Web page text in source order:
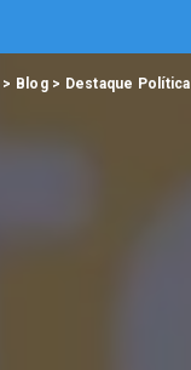
> Blog> Destaque Política